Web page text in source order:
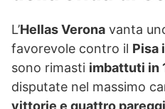
L’Hellas Verona vanta
favorevole contro il Pisa
sono rimasti imbattuti in
disputate nel massimo
vittorie e quattro pareggi